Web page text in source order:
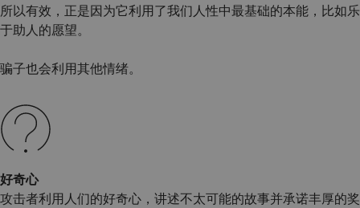
所以有效，正是因为它利用了我们人性中最基础的本能，比如乐
于助人的愿望。
骗子也会利用其他情绪。
好奇心
攻击者利用人们的好奇心，讲述不太可能的故事并承诺丰厚的奖